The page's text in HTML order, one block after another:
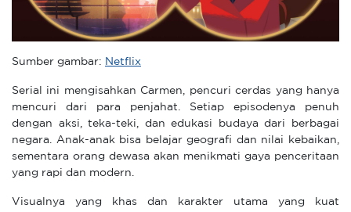
Sumber gambar: Netflix
Serial ini mengisahkan Carmen, pencuri cerdas yang hanya
mencuri dari para penjahat. Setiap episodenya penuh
dengan aksi, teka-teki, dan edukasi budaya dari berbagai
negara. Anak-anak bisa belajar geografi dan nilai kebaikan,
sementara orang dewasa akan menikmati gaya penceritaan
yang rapi dan modern.
Visualnya yang khas dan karakter utama yang kuat